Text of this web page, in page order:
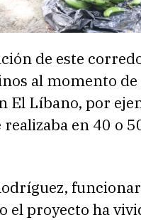
de este
al momento
El Líbano, por
realizaba en 40 o
el proyecto ha